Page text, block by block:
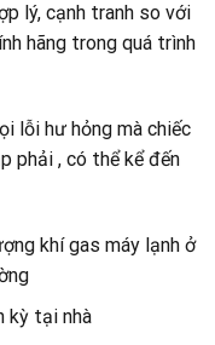
lý, cạnh tranh so với
hãng trong quá trình
lỗi hư hỏng mà chiếc
phải , có thể kể đến
khí gas máy lạnh ở
kỳ tại nhà